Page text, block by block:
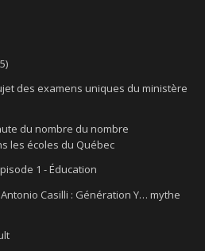
des examens uniques du ministère
du nombre du nombre
les écoles du Québec
1 - Éducation
Casilli : Génération Y… mythe